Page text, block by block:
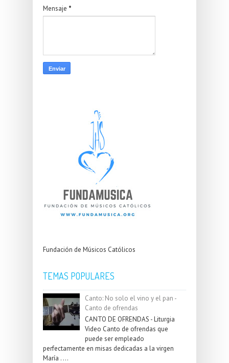
Mensaje *
Fundación de Músicos Católicos
TEMAS POPULARES
Canto: No solo el vino y el pan -
Canto de ofrendas
CANTO DE OFRENDAS - Liturgia
Video Canto de ofrendas que
puede ser empleado
perfectamente en misas dedicadas a la virgen
María . ...